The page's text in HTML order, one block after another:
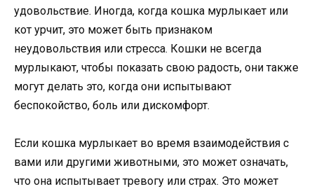
удовольствие. Иногда, когда кошка мурлыкает или
кот урчит, это может быть признаком
неудовольствия или стресса. Кошки не всегда
мурлыкают, чтобы показать свою радость, они также
могут делать это, когда они испытывают
беспокойство, боль или дискомфорт.
Если кошка мурлыкает во время взаимодействия с
вами или другими животными, это может означать,
что она испытывает тревогу или страх. Это может